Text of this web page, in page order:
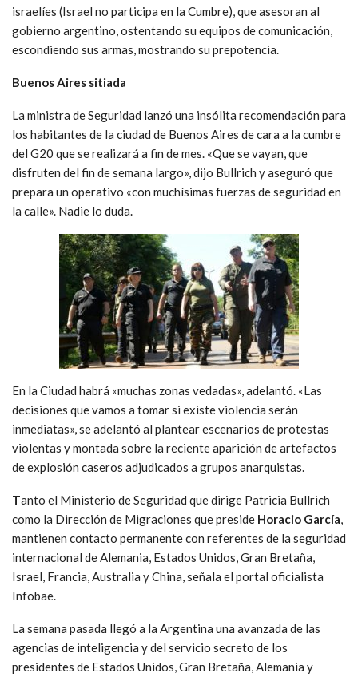
israelíes (Israel no participa en la Cumbre), que asesoran al
gobierno argentino, ostentando su equipos de comunicación,
escondiendo sus armas, mostrando su prepotencia.
Buenos Aires sitiada
La ministra de Seguridad lanzó una insólita recomendación para
los habitantes de la ciudad de Buenos Aires de cara a la cumbre
del G20 que se realizará a fin de mes. «Que se vayan, que
disfruten del fin de semana largo», dijo Bullrich y aseguró que
prepara un operativo «con muchísimas fuerzas de seguridad en
la calle». Nadie lo duda.
En la Ciudad habrá «muchas zonas vedadas», adelantó. «Las
decisiones que vamos a tomar si existe violencia serán
inmediatas», se adelantó al plantear escenarios de protestas
violentas y montada sobre la reciente aparición de artefactos
de explosión caseros adjudicados a grupos anarquistas.
Tanto el Ministerio de Seguridad que dirige Patricia Bullrich
como la Dirección de Migraciones que preside Horacio García
mantienen contacto permanente con referentes de la seguridad
internacional de Alemania, Estados Unidos, Gran Bretaña,
Israel, Francia, Australia y China, señala el portal oficialista
Infobae.
La semana pasada llegó a la Argentina una avanzada de las
agencias de inteligencia y del servicio secreto de los
presidentes de Estados Unidos, Gran Bretaña, Alemania y